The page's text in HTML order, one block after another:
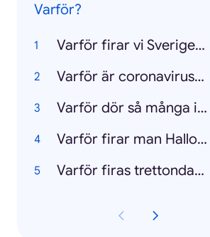
Varför?
Varför firar vi Sveriges nationaldag?
Varför är coronaviruset farligt?
Varför dör så många i Italien?
Varför firar man Halloween?
Varför firas trettondagen?